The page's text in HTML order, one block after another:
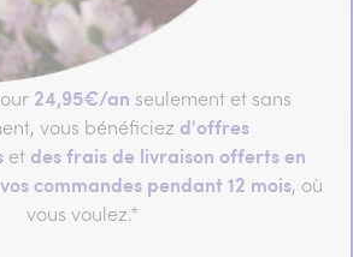
24,95€/an seulement et sans
vous bénéficiez d'offres
et des frais de livraison offerts en
commandes pendant 12 mois, où
vous voulez.*